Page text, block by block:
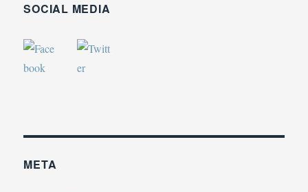
SOCIAL MEDIA
META